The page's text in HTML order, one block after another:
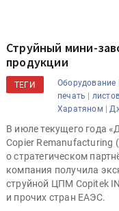
Струйный мини-
продукции
ТЕГИ Оборудование
печать |
Харатяном |
В июле текущего года
Copier Remanufacturing
о стратегическом
компания получила
струйной ЦПМ Copitek
и прочих стран ЕАЭС.